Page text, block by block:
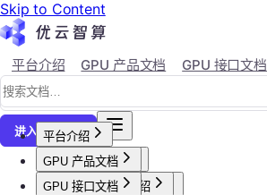
Skip to Content
平台介绍 GPU 产品文档 GPU 接口文档
进入控制台↗
平台介绍
平台概述
平台介绍
用户等级与推荐
GPU 产品文档
GPU产品介绍
GPU 接口文档